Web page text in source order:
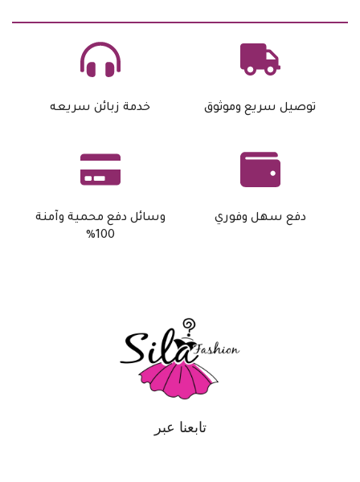
دفع سهل وفوري
وسائل دفع محمية وآمنة
100%
توصيل سريع وموثوق خدمة زبائن سريعه
تابعنا عبر